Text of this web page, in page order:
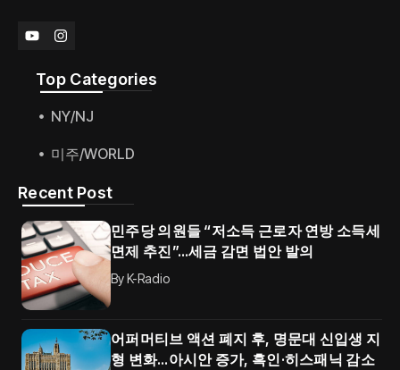
Top Categories​
NY/NJ
미주/WORLD
Recent Post
민주당 의원들 “저소득 근로자 연방 소득세
면제 추진”…세금 감면 법안 발의
ByK-Radio
어퍼머티브 액션 폐지 후, 명문대 신입생 지
형 변화…아시안 증가, 흑인·히스패닉 감소